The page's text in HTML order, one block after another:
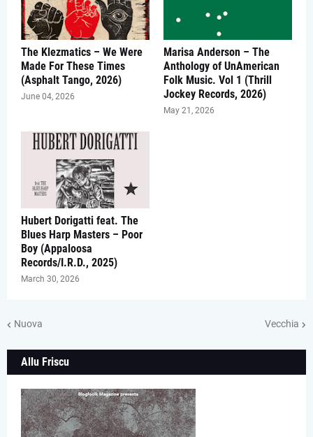
The Klezmatics – We Were
Made For These Times
(Asphalt Tango, 2026)
June 04, 2026
Marisa Anderson – The
Anthology of UnAmerican
Folk Music. Vol 1 (Thrill
Jockey Records, 2026)
May 21, 2026
Hubert Dorigatti feat. The
Blues Harp Masters – Poor
Boy (Appaloosa
Records/I.R.D., 2025)
March 30, 2026
Nuova Vecchia
Allu Friscu